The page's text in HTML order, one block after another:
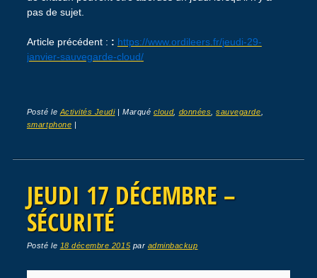
pas de sujet.
Article précédent : : https://www.ordileers.fr/jeudi-29-
janvier-sauvegarde-cloud/
Posté le Activités Jeudi |Marqué cloud, données ,sauvegarde
smartphone |
JEUDI 17 DÉCEMBRE –
SÉCURITÉ
Posté le 18 décembre 2015 par adminbackup